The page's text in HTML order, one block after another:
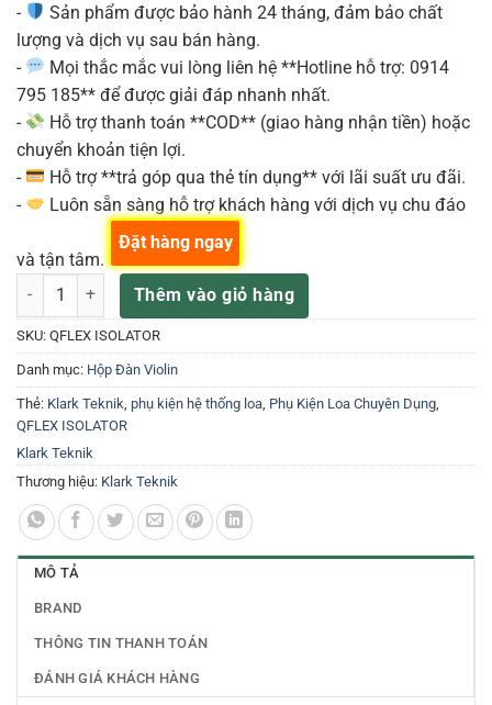
-
Sản phẩm được bảo hành 24 tháng, đảm bảo chất
lượng và dịch vụ sau bán hàng.
-
Mọi thắc mắc vui lòng liên hệ **Hotline hỗ trợ: 0914
795 185** để được giải đáp nhanh nhất.
-
Hỗ trợ thanh toán **COD** (giao hàng nhận tiền) hoặc
chuyển khoản tiện lợi.
-
Hỗ trợ **trả góp qua thẻ tín dụng** với lãi suất ưu đãi.
-
Luôn sẵn sàng hỗ trợ khách hàng với dịch vụ chu đáo
và tận tâm.
Klark Teknik QFLEX ISOLATOR Accessories số lượng
Thêm vào giỏ hàng
Đặt hàng ngay
SKU: QFLEX ISOLATOR
Danh mục: Hộp Đàn Violin
Thẻ: Klark Teknik phụ kiện hệ thống loa Phụ Kiện Loa Chuyên Dụng
QFLEX ISOLATOR
Klark Teknik
Thương hiệu: Klark Teknik
MÔ TẢ
BRAND
THÔNG TIN THANH TOÁN
ĐÁNH GIÁ KHÁCH HÀNG